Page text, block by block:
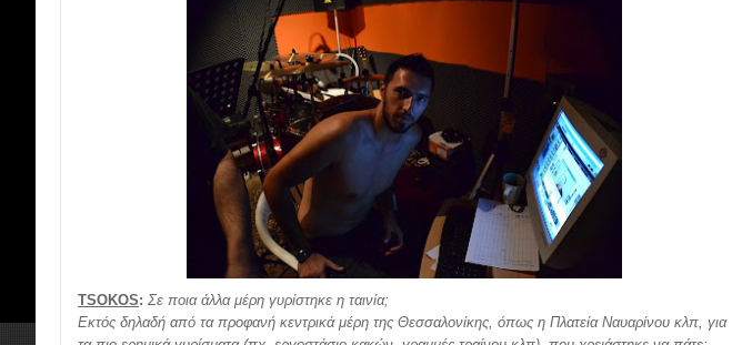
TSOKOS: Σε ποια άλλα μέρη γυρίστηκε η ταινία;
Εκτός δηλαδή από τα προφανή κεντρικά μέρη της Θεσσαλονίκης, όπως η Πλατεία Ναυαρίνου κλπ, για